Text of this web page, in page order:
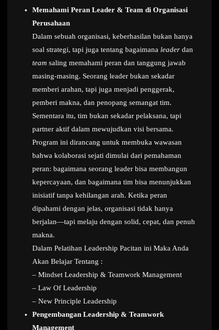
Memahami Peran Leader & Team di Organisasi
Perusahaan
Dalam sebuah organisasi, keberhasilan bukan hanya
soal strategi, tapi juga tentang bagaimana leader dan
team saling memahami peran dan tanggung jawab
masing-masing. Seorang leader bukan sekadar
memberi arahan, tapi juga menjadi penggerak,
pemberi makna, dan penopang semangat tim.
Sementara itu, tim bukan sekadar pelaksana, tapi
partner aktif dalam mewujudkan visi bersama.
Program ini dirancang untuk membuka wawasan
bahwa kolaborasi sejati dimulai dari pemahaman
peran: bagaimana seorang leader bisa membangun
kepercayaan, dan bagaimana tim bisa menunjukkan
inisiatif tanpa kehilangan arah. Ketika peran
dipahami dengan jelas, organisasi tidak hanya
berjalan—tapi melaju dengan solid, cepat, dan penuh
makna.
Dalam Pelatihan Leadership Pacitan ini Maka Anda
Akan Belajar Tentang :
– Mindset Leadership & Teamwork Management
– Law Of Leadership
– New Principle Leadership
Pengembangan Leadership & Teamwork
Management